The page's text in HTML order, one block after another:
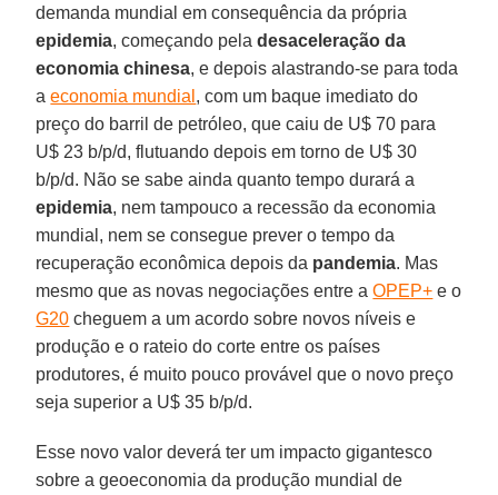
demanda mundial em consequência da própria
epidemia, começando peladesaceleração da
economia chinesa, e depois alastrando-se para toda
aeconomia mundial , com um baque imediato do
preço do barril de petróleo, que caiu de U$ 70 para
U$ 23 b/p/d, flutuando depois em torno de U$ 30
b/p/d. Não se sabe ainda quanto tempo durará a
epidemia, nem tampouco a recessão da economia
mundial, nem se consegue prever o tempo da
recuperação econômica depois da pandemia. Mas
mesmo que as novas negociações entre aOPEP+ e o
G20 cheguem a um acordo sobre novos níveis e
produção e o rateio do corte entre os países
produtores, é muito pouco provável que o novo preço
seja superior a U$ 35 b/p/d.
Esse novo valor deverá ter um impacto gigantesco
sobre a geoeconomia da produção mundial de